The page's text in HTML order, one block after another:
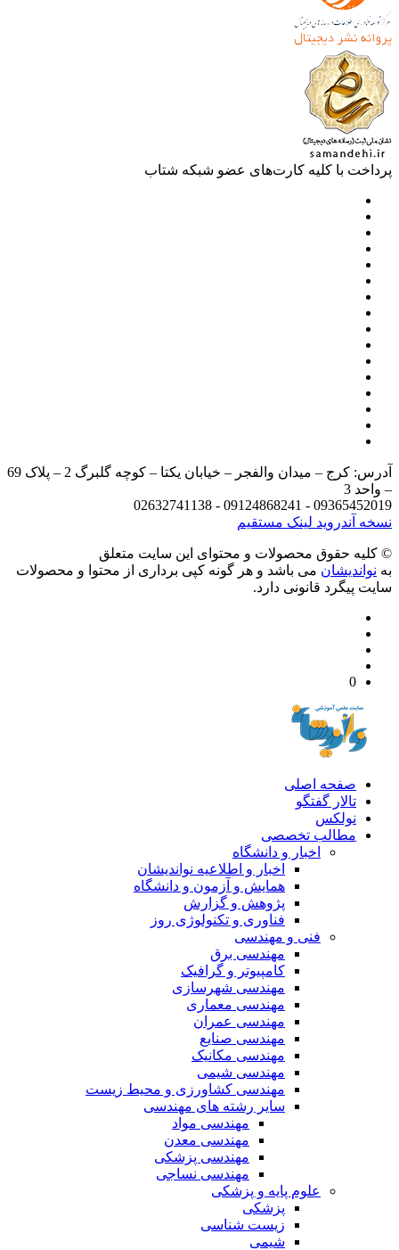
با کلیه کارت‌های عضو شبکه شتاب
آدرس: کرج – میدان والفجر – خیابان یکتا – کوچه گلبرگ 2 – پلاک 69
3
09365452019 - 09124868241 -
آندرویدلینک مستقیم
حقوق محصولات و محتوای اين سایت متعلق
می باشد و هر گونه کپی برداری از محتوا و محصولات
پیگرد قانونی دارد.
صفحه اصلی
تالار گفتگو
نولکس
مطالب تخصصی
اخبار و دانشگاه
اخبار و اطلاعیه نواندیشان
همایش و آزمون و دانشگاه
پژوهش و گزارش
فناوری و تکنولوژی روز
فنی و مهندسی
مهندسی برق
کامپیوتر و گرافیک
مهندسی شهرسازی
مهندسی معماری
مهندسی عمران
مهندسی صنایع
مهندسی مکانیک
مهندسی شیمی
مهندسی کشاورزی و محیط زیست
سایر رشته های مهندسی
مهندسی مواد
مهندسی معدن
مهندسی پزشکی
مهندسی نساجی
علوم پایه و پزشکی
پزشکی
زیست شناسی
شیمی